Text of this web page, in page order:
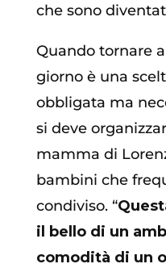
che sono
Quando tornare
giorno è una
obbligata ma
si deve
mamma di
bambini che
condiviso. “
il bello di un
comodità di un